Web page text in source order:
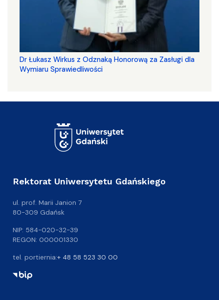
Dr Łukasz Wirkus z Odznaką Honorową za Zasługi dla
Wymiaru Sprawiedliwości
Rektorat Uniwersytetu Gdańskiego
ul. prof. Marii Janion 7
80-309 Gdańsk
NIP: 584-020-32-39
REGON: 000001330
tel. portiernia:+ 48 58 523 30 00